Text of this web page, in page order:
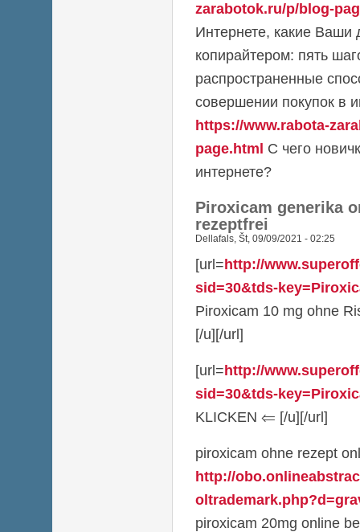
zarabotok.ru/p/blog-
Интернете, какие Ваши
копирайтером: пять
распространенные
совершении покупок в
https://www.rabota-
page.html С чего
интернете?
Piroxicam generika
rezeptfrei
Dellafals, Št, 09/09/2021 - 02:25
[url=http://
sid=30&tds-
Piroxicam 10 mg ohne
[/u][/url]
[url=http://
sid=30&tds-
KLICKEN ⇐ [/u][/url]
piroxicam ohne rezept
http://
piroxicam 20mg online